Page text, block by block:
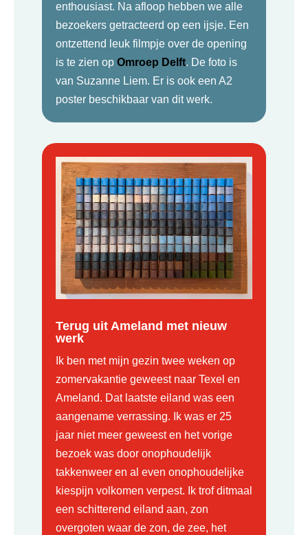
enthousiast. Na afloop hebben we alle
bezoekers getracteerd op een ijsje. Een
ontzettend leuk filmpje over de opening
is te zien op Omroep Delft. De foto is
van Suzanne Liem. Er is ook een A2
poster beschikbaar van dit werk.
Terug uit Ameland met nieuw
werk
Ik ben met mijn gezin twee weken op
zomervakantie geweest naar Texel en
Ameland. Dat laatste eiland was een
aangename verrassing. Ik was er 25
jaar niet meer geweest en het vorige
bezoek was door onophoudelijk
takkenweer en al even onophoudelijke
kiespijn volkomen verpest. Ik trof ditmaal
een schitterend eiland aan, zon
overgoten waar de zon, de zee, het